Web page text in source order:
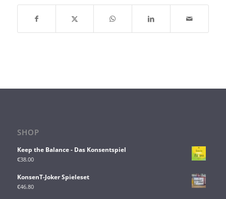
SHOP
Keep the Balance - Das Konsentspiel
€38.00
KonsenT-Joker Spieleset
€46.80